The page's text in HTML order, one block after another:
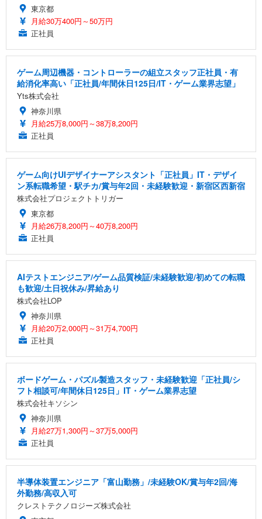
東京都
月給30万400円～50万円
正社員
ゲーム周辺機器・コントローラーの組立スタッフ正社員・有
給消化率高い「正社員/年間休日125日/IT・ゲーム業界志望」
Yts株式会社
神奈川県
月給25万8,000円～38万8,200円
正社員
ゲーム向けUIデザイナーアシスタント「正社員」IT・デザイ
ン系転職希望・駅チカ/賞与年2回・未経験歓迎・新宿区西新宿
株式会社プロジェクトトリガー
東京都
月給26万8,200円～40万8,200円
正社員
AIテストエンジニア/ゲーム品質検証/未経験歓迎/初めての転職
も歓迎/土日祝休み/昇給あり
株式会社LOP
神奈川県
月給20万2,000円～31万4,700円
正社員
ボードゲーム・パズル製造スタッフ・未経験歓迎「正社員/シ
フト相談可/年間休日125日」IT・ゲーム業界志望
株式会社キソシン
神奈川県
月給27万1,300円～37万5,000円
正社員
半導体装置エンジニア「富山勤務」/未経験OK/賞与年2回/海
外勤務/高収入可
クレストテクノロジーズ株式会社